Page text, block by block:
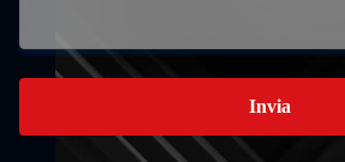
Invia